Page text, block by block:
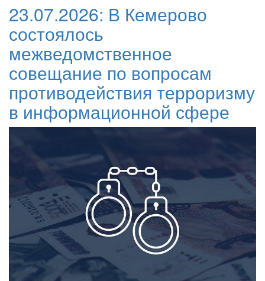
23.07.2026: В Кемерово
состоялось
межведомственное
совещание по вопросам
противодействия терроризму
в информационной сфере